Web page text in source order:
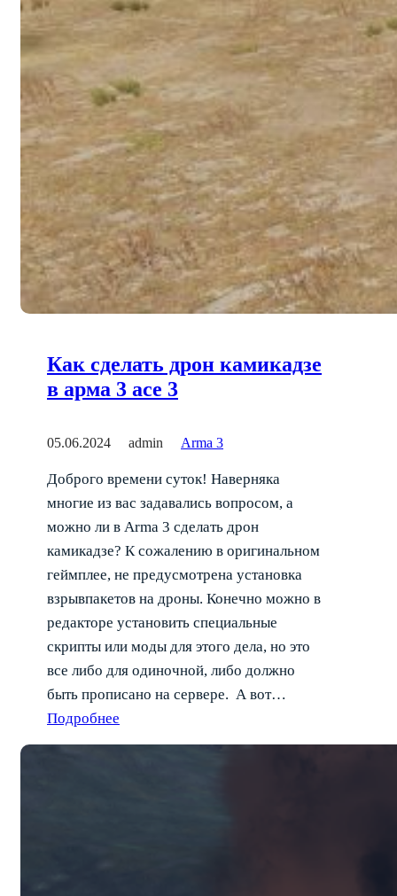
Как сделать дрон камикадзе
в арма 3 ace 3
05.06.2024 admin Arma 3
Доброго времени суток! Наверняка
многие из вас задавались вопросом, а
можно ли в Arma 3 сделать дрон
камикадзе? К сожалению в оригинальном
геймплее, не предусмотрена установка
взрывпакетов на дроны. Конечно можно в
редакторе установить специальные
скрипты или моды для этого дела, но это
все либо для одиночной, либо должно
быть прописано на сервере. А вот…
Подробнее